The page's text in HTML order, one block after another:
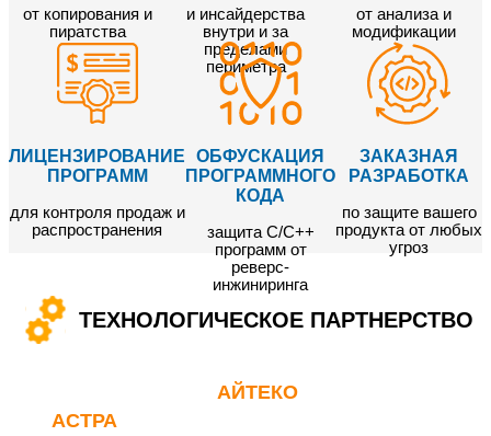
от копирования и
пиратства
и инсайдерства
внутри и за
пределами
периметра
от анализа и
модификации
ЛИЦЕНЗИРОВАНИЕ
ПРОГРАММ
для контроля продаж и
распространения
ОБФУСКАЦИЯ
ПРОГРАММНОГО
КОДА
защита С/C++
программ от
реверс-
инжиниринга
ЗАКАЗНАЯ
РАЗРАБОТКА
по защите вашего
продукта от любых
угроз
ТЕХНОЛОГИЧЕСКОЕ ПАРТНЕРСТВО
АСТРА
АЙТЕКО